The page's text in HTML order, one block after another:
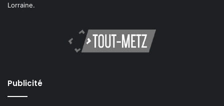
Lorraine.
Publicité